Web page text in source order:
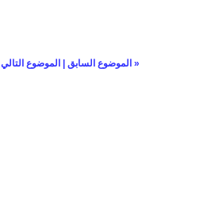
« الموضوع السابق الموضوع التالي